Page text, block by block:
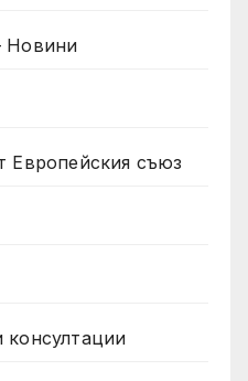
Новини
Европейския съюз
консултации